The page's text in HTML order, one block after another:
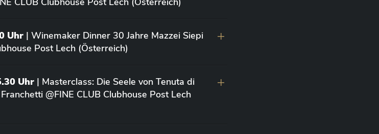
Uhr | Winemaker Dinner 30 Jahre Mazzei Siepi
Post Lech (Österreich)
Uhr | Masterclass: Die Seele von Tenuta di
@FINE CLUB Clubhouse Post Lech